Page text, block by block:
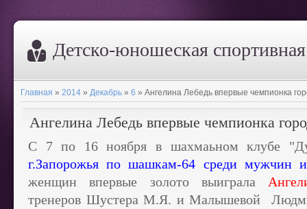
Дeтско-юношеская
Главная » 2014 » Декабрь » 6 » Ангелина Лебедь впервые чемпионка
Ангелина Лебедь впервые чемпионка
С 7 по 16 ноября в шахмаьном клубе
г.Запорожья по шашкам-64 среди мужчин
женщин впервые золото выиграла
тренеров Шустера М.Я. и Малышевой